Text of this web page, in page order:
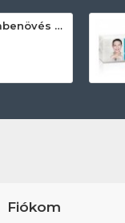
Prontoman körömbenövés kezelő gél tamponáláshoz 20 ml
Fiókom